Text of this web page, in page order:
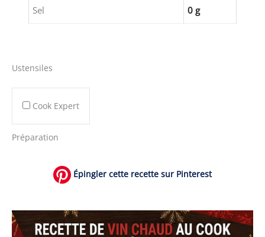
Sel 0 g
Ustensiles
Cook Expert
Préparation
Épingler cette recette sur Pinterest